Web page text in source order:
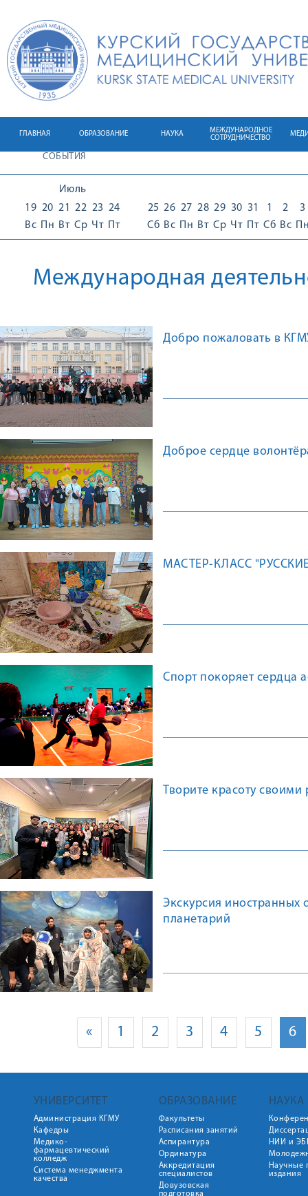
ГЛАВНАЯ ОБРАЗОВАНИЕ НАУКА
МЕЖДУНАРОДНОЕ
СОТРУДНИЧЕСТВО
СОБЫТИЯ
Июль
19
Вс
20
Пн
21
Вт
22
Ср
23
Чт
24
Пт
25
Сб
26
Вс
27
Пн
28
Вт
29
Ср
30
Чт
31
Пт
1
Сб
2
Вс
3
Международная
Добро пожаловать в
Доброе сердце
МАСТЕР-КЛАСС
Спорт покоряет сердца
Творите красоту
Экскурсия
планетарий
« 1 2 3 4 5 6
УНИВЕРСИТЕТ
Администрация КГМУ
Кафедры
Медико-
фармацевтический
колледж
Система менеджмента
качества
ОБРАЗОВАНИЕ
Факультеты
Расписания занятий
Аспирантура
Ординатура
Аккредитация
специалистов
Довузовская
подготовка
НАУКА
НИИ и
Научные
издания